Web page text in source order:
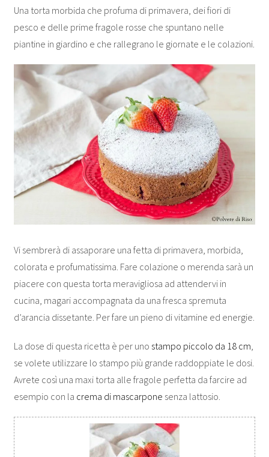
Una torta morbida che profuma di primavera, dei fiori di
pesco e delle prime fragole rosse che spuntano nelle
piantine in giardino e che rallegrano le giornate e le colazioni.
Vi sembrerà di assaporare una fetta di primavera, morbida,
colorata e profumatissima. Fare colazione o merenda sarà un
piacere con questa torta meravigliosa ad attendervi in
cucina, magari accompagnata da una fresca spremuta
d’arancia dissetante. Per fare un pieno di vitamine ed energie.
La dose di questa ricetta è per uno stampo piccolo da 18 cm,
se volete utilizzare lo stampo più grande raddoppiate le dosi.
Avrete così una maxi torta alle fragole perfetta da farcire ad
esempio con la crema di mascarpone senza lattosio.